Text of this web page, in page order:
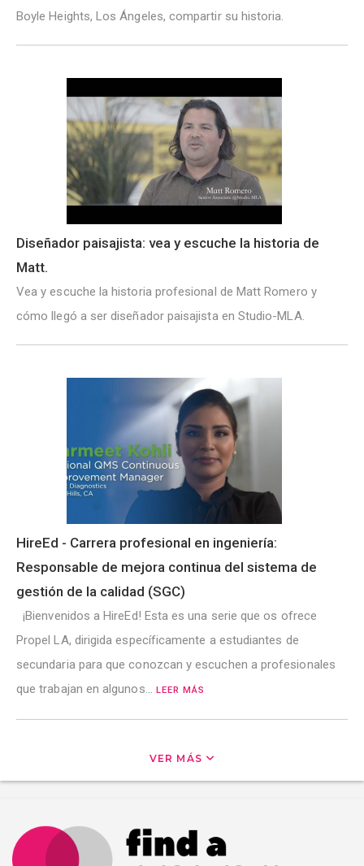
Boyle Heights, Los Ángeles, compartir su historia.
Diseñador paisajista: vea y escuche la historia de
Matt.
Vea y escuche la historia profesional de Matt Romero y
cómo llegó a ser diseñador paisajista en Studio-MLA.
HireEd - Carrera profesional en ingeniería:
Responsable de mejora continua del sistema de
gestión de la calidad (SGC)
¡Bienvenidos a HireEd! Esta es una serie que os ofrece
Propel LA, dirigida específicamente a estudiantes de
secundaria para que conozcan y escuchen a profesionales
que trabajan en algunos…
LEER MÁS
VER MÁS